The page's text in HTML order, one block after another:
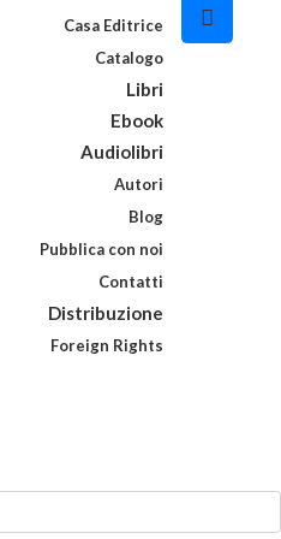
Casa Editrice
Catalogo
Libri
Ebook
Audiolibri
Autori
Blog
Pubblica con noi
Contatti
Distribuzione
Foreign Rights